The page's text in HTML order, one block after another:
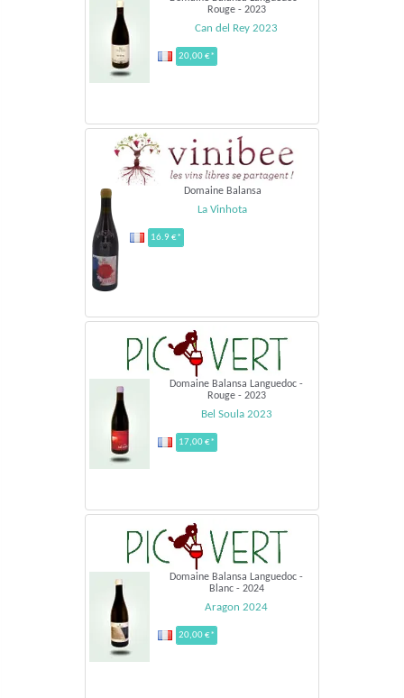
Rouge - 2023
Can del Rey 2023
20,00 €*
Domaine Balansa
La Vinhota
16.9 €*
Domaine Balansa Languedoc -
Rouge - 2023
Bel Soula 2023
17,00 €*
Domaine Balansa Languedoc -
Blanc - 2024
Aragon 2024
20,00 €*